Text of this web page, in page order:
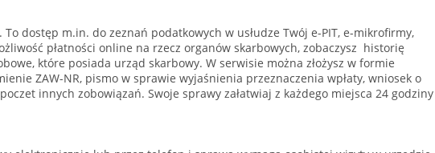
dostęp m.in. do zeznań podatkowych w usłudze Twój e-PIT, e-mikrofirmy,
płatności online na rzecz organów skarbowych, zobaczysz historię
które posiada urząd skarbowy. W serwisie można złożysz w formie
ZAW-NR, pismo w sprawie wyjaśnienia przeznaczenia wpłaty, wniosek o
innych zobowiązań. Swoje sprawy załatwiaj z każdego miejsca 24 godziny